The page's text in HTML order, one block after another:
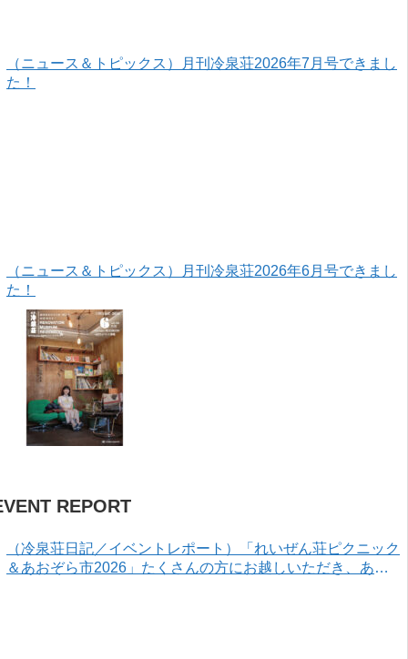
（ニュース＆トピックス）月刊冷泉荘2026年7月号できまし
た！
（ニュース＆トピックス）月刊冷泉荘2026年6月号できまし
た！
REPORT
（冷泉荘日記／イベントレポート）「れいぜん荘ピクニック
＆あおぞら市2026」たくさんの方にお越しいただき、あり